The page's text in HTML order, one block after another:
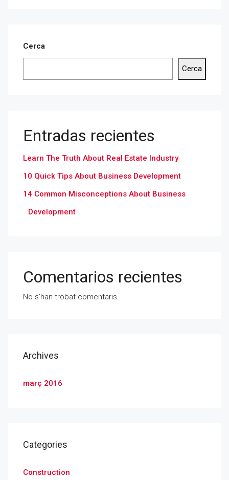
Cerca
Cerca
Entradas recientes
Learn The Truth About Real Estate Industry
10 Quick Tips About Business Development
14 Common Misconceptions About Business
Development
Comentarios recientes
No s'han trobat comentaris.
Archives
març 2016
Categories
Construction